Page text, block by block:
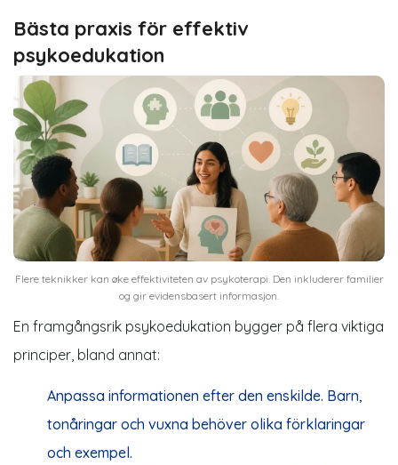
Bästa praxis för effektiv
psykoedukation
Flere teknikker kan øke effektiviteten av psykoterapi. Den inkluderer familier
og gir evidensbasert informasjon.
En framgångsrik psykoedukation bygger på flera viktiga
principer, bland annat:
Anpassa informationen efter den enskilde. Barn,
tonåringar och vuxna behöver olika förklaringar
och exempel.